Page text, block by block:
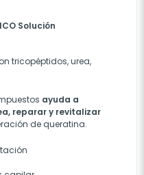
Solución
tricopéptidos, urea,
ayuda a
reparar y revitalizar
de queratina.